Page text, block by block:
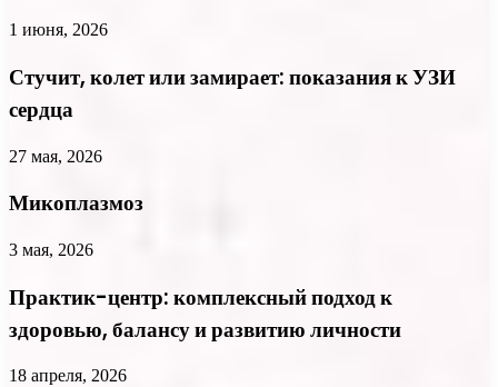
1 июня, 2026
Стучит, колет или замирает: показания к УЗИ
сердца
27 мая, 2026
Микоплазмоз
3 мая, 2026
Практик-центр: комплексный подход к
здоровью, балансу и развитию личности
18 апреля, 2026